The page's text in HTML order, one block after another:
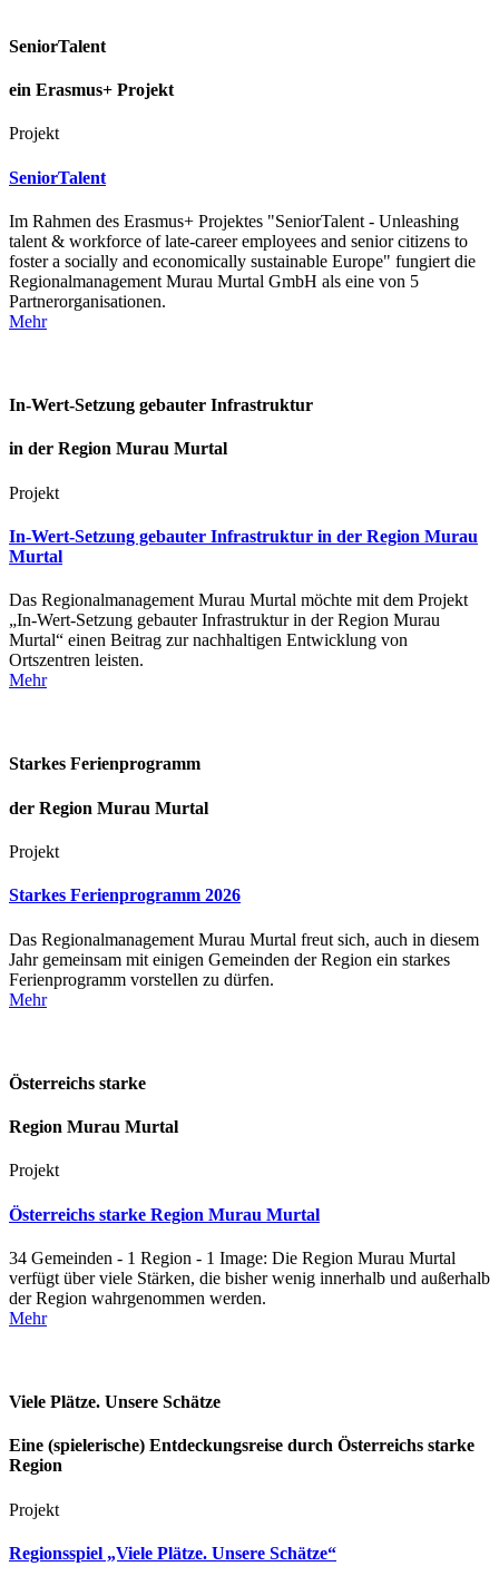
SeniorTalent
ein Erasmus+ Projekt
Projekt
SeniorTalent
Im Rahmen des Erasmus+ Projektes "SeniorTalent - Unleashing
talent & workforce of late-career employees and senior citizens to
foster a socially and economically sustainable Europe" fungiert die
Regionalmanagement Murau Murtal GmbH als eine von 5
Partnerorganisationen.
Mehr
In-Wert-Setzung gebauter Infrastruktur
in der Region Murau Murtal
Projekt
In-Wert-Setzung gebauter Infrastruktur in der Region Murau
Murtal
Das Regionalmanagement Murau Murtal möchte mit dem Projekt
„In-Wert-Setzung gebauter Infrastruktur in der Region Murau
Murtal“ einen Beitrag zur nachhaltigen Entwicklung von
Ortszentren leisten.
Mehr
Starkes Ferienprogramm
der Region Murau Murtal
Projekt
Starkes Ferienprogramm 2026
Das Regionalmanagement Murau Murtal freut sich, auch in diesem
Jahr gemeinsam mit einigen Gemeinden der Region ein starkes
Ferienprogramm vorstellen zu dürfen.
Mehr
Österreichs starke
Region Murau Murtal
Projekt
Österreichs starke Region Murau Murtal
34 Gemeinden - 1 Region - 1 Image: Die Region Murau Murtal
verfügt über viele Stärken, die bisher wenig innerhalb und außerhalb
der Region wahrgenommen werden.
Mehr
Viele Plätze. Unsere Schätze
Eine (spielerische) Entdeckungsreise durch Österreichs starke
Region
Projekt
Regionsspiel „Viele Plätze. Unsere Schätze“